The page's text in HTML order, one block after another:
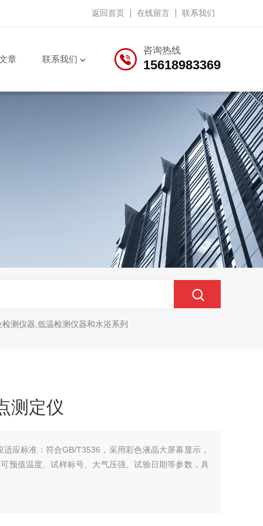
返回首页 在线留言 联系我们
咨询热线
15618983369
章 联系我们
测仪器,低温检测仪器和水浴系列
测定仪
应标准：符合GB/T3536，采用彩色液晶大屏幕显示，
预值温度、试样标号、大气压强、试验日期等参数，具